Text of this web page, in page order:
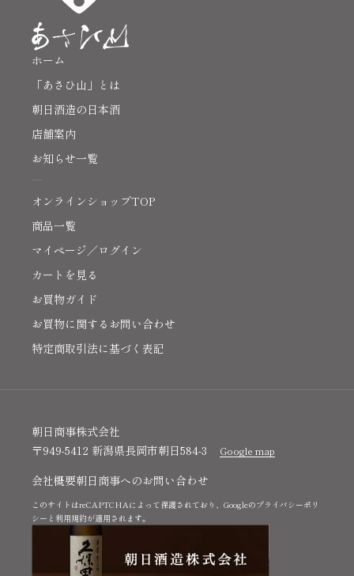
ホーム
「あさひ山」とは
朝日酒造の日本酒
店舗案内
お知らせ一覧
オンラインショップTOP
商品一覧
マイページ／ログイン
カートを見る
お買物ガイド
お買物に関するお問い合わせ
特定商取引法に基づく表記
朝日商事株式会社
〒949-5412 新潟県長岡市朝日584-3
Google map
会社概要朝日商事へのお問い合わせ
このサイトはreCAPTCHAによって保護されており、Googleの プライバシーポリ
シー と 利用規約が適用されます。